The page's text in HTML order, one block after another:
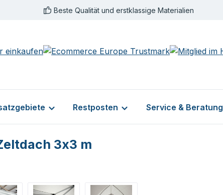
Beste Qualität und erstklassige Materialien
Restposten Service & Beratung
3x3 m